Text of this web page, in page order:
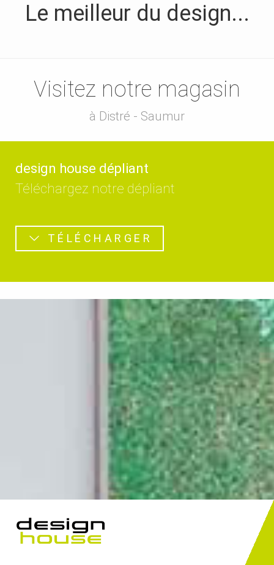
Le meilleur du design...
Visitez notre magasin
à Distré - Saumur
design house dépliant
Téléchargez notre dépliant
TÉLÉCHARGER